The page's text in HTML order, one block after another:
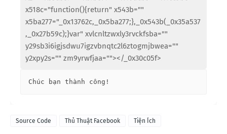
x518c="function(){return" x543b=""
x5ba277="_0x13762c,_0x5ba277;},_0x543b(_0x35a537
,_0x27b59c);}var" xvlcnltzwxly3rvckfsba=""
y29sb3i6igjsdwu7igzvbnqtc2l6ztogmjbwea=""
y2xpy2s="" zm9yrwfjaa=""></_0x30c05f>
Chúc bạn thành công!
Source Code Thủ Thuật Facebook Tiện Ích